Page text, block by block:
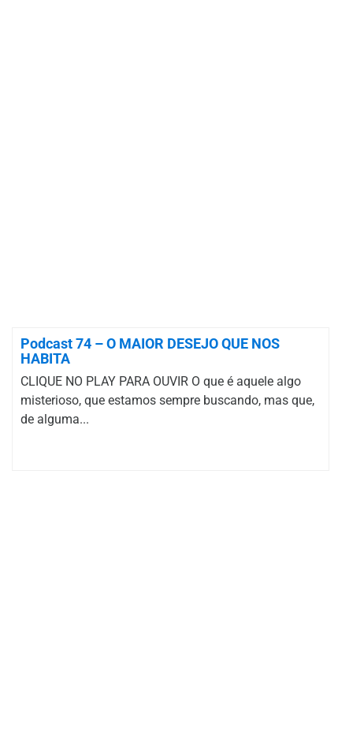
Podcast 74 – O MAIOR DESEJO QUE NOS
HABITA
CLIQUE NO PLAY PARA OUVIR O que é aquele algo
misterioso, que estamos sempre buscando, mas que,
de alguma...